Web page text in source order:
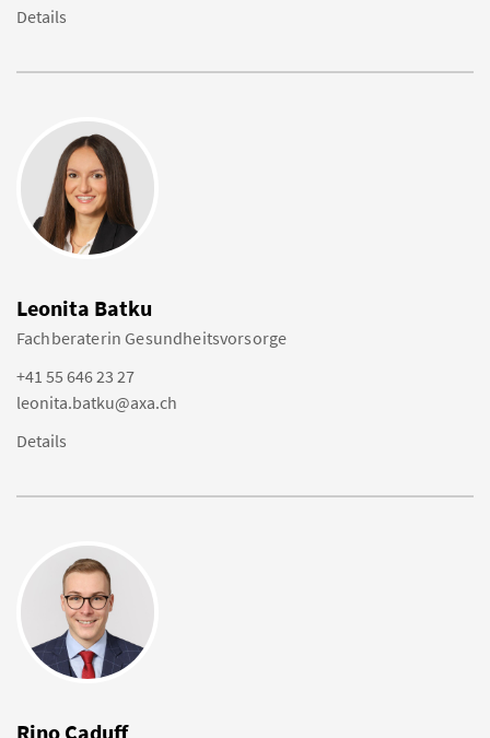
Details
Leonita Batku
Fachberaterin Gesundheitsvorsorge
+41 55 646 23 27
leonita.batku@axa.ch
Details
Rino Caduff